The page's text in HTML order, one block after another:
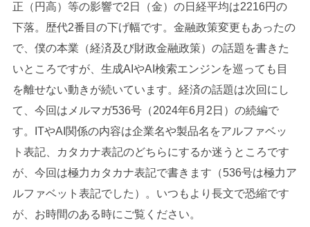
正（円高）等の影響で2日（金）の日経平均は2216円の
下落。歴代2番目の下げ幅です。金融政策変更もあったの
で、僕の本業（経済及び財政金融政策）の話題を書きた
いところですが、生成AIやAI検索エンジンを巡っても目
を離せない動きが続いています。経済の話題は次回にし
て、今回はメルマガ536号（2024年6月2日）の続編で
す。ITやAI関係の内容は企業名や製品名をアルファベッ
ト表記、カタカナ表記のどちらにするか迷うところです
が、今回は極力カタカナ表記で書きます（536号は極力ア
ルファベット表記でした）。いつもより長文で恐縮です
が、お時間のある時にご覧ください。